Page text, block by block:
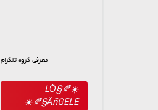
معرفی گروه تلگرام
☀️🍂LÖ§
ÄñGÈLÈ§🍂☀️